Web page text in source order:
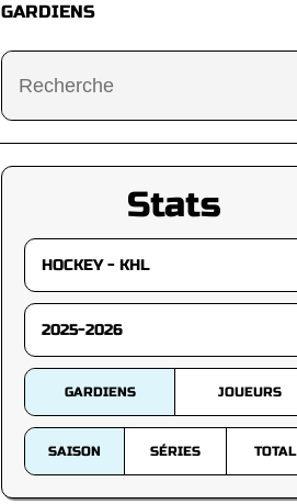
GARDIENS
Stats
GARDIENS JOUEURS
SAISON SÉRIES TOTAL